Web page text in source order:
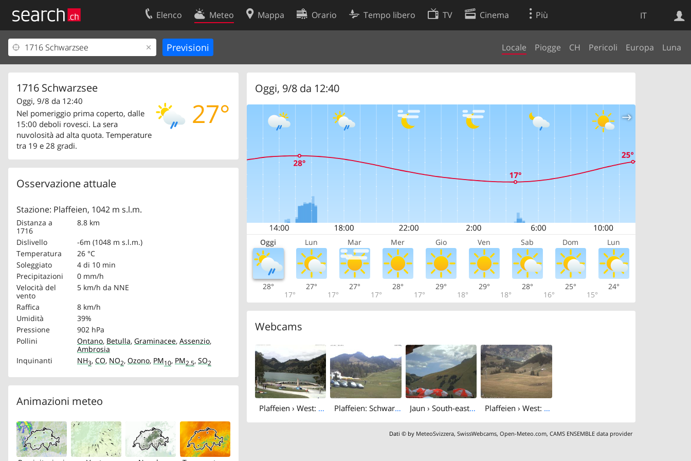
IT
Elenco Meteo Mappa Orario Tempo libero TV Cinema Più
Locale Piogge CH Pericoli Europa Luna
1716 Schwarzsee
27°
Oggi, 9/8 da 12:40
Nel pomeriggio prima coperto, dalle
15:00 deboli rovesci. La sera
nuvolosità ad alta quota. Temperature
tra 19 e 28 gradi.
Osservazione attuale
Stazione: Plaffeien, 1042 m s.l.m.
Distanza a
1716
8.8 km
Dislivello
-6m (1048 m s.l.m.)
Temperatura
26 °C
Soleggiato
4 di 10 min
Precipitazioni
0 mm/h
Velocità del
vento
5 km/h da NNE
Raffica
8 km/h
Umidità
39%
Pressione
902 hPa
Pollini
Ontano, Betulla, Graminacee, Assenzio,
Ambrosia
Inquinanti
NH3, CO, NO2, Ozono, PM10, PM2.5, SO2
Animazioni meteo
Oggi, 9/8 da 12:40
Oggi Lun Mar Mer Gio Ven Sab Dom Lun
28°
17°
27°
17°
27°
17°
28°
17°
29°
18°
29°
18°
28°
16°
25°
15°
24°
Webcams
Plaffeien › West: Schwarzsee Plaffeien: Schwarzsee - Stalden Jaun › South-east: Kaisereggpass - Kaiseregg - Hinterer Walopsee Plaffeien › West: Hürlisboden - Schwarzsee Skigebiet - Schwarzsee
Dati © by MeteoSvizzera,SwissWebcams,Open-Meteo.com,CAMS ENSEMBLE data provider
Ricerca Web
Il vostro profolio
Area clienti
Informazioni Legali
Contatti
Condizioni d’uso
Preferenze cookie